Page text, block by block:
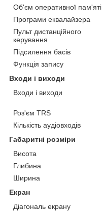
Об'єм оперативної пам'яті
Програми еквалайзера
Пульт дистанційного
керування
Підсилення басів
Функція запису
Входи і виходи
Входи і виходи
Роз'єм TRS
Кількість аудіовходів
Габаритні розміри
Висота
Глибина
Ширина
Екран
Діагональ екрану